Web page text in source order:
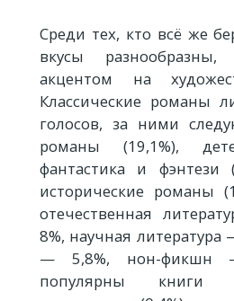
Среди тех, кто всё же
вкусы
акцентом на
Классические романы
голосов, за ними
романы (19,1%),
фантастика и фэнтези
исторические романы
отечественная
8%, научная
— 5,8%, нон-фикшн
популярны книги